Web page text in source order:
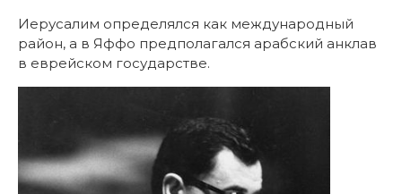
Иерусалим определялся как международный
район, а в Яффо предполагался арабский анклав
в еврейском государстве.